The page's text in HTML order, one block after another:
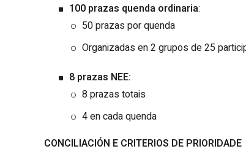
100 prazas quenda ordinaria:
50 prazas por quenda
Organizadas en 2 grupos de 25
8 prazas NEE:
8 prazas totais
4 en cada quenda
CONCILIACIÓN E CRITERIOS DE PRIORIDADE